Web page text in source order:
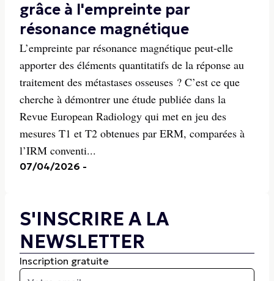
grâce à l'empreinte par
résonance magnétique
L’empreinte par résonance magnétique peut-elle
apporter des éléments quantitatifs de la réponse au
traitement des métastases osseuses ? C’est ce que
cherche à démontrer une étude publiée dans la
Revue European Radiology qui met en jeu des
mesures T1 et T2 obtenues par ERM, comparées à
l’IRM conventi...
07/04/2026 -
S'INSCRIRE A LA
NEWSLETTER
Inscription gratuite